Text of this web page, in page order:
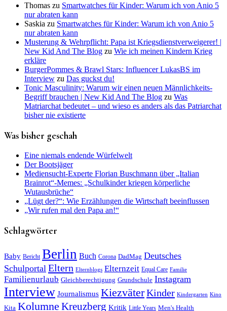
Thomas zu Smartwatches für Kinder: Warum ich von Anio 5
nur abraten kann
Saskia zu Smartwatches für Kinder: Warum ich von Anio 5
nur abraten kann
Musterung & Wehrpflicht: Papa ist Kriegsdienstverweigerer! |
New Kid And The Blog zu Wie ich meinen Kindern Krieg
erkläre
BurgerPommes & Brawl Stars: Influencer LukasBS im
Interview zu Das guckst du!
Tonic Masculinity: Warum wir einen neuen Männlichkeits-
Begriff brauchen | New Kid And The Blog zu Was
Matriarchat bedeutet – und wieso es anders als das Patriarchat
bisher nie existierte
Was bisher geschah
Eine niemals endende Würfelwelt
Der Bootsjäger
Mediensucht-Experte Florian Buschmann über „Italian
Brainrot“-Memes: „Schulkinder kriegen körperliche
Wutausbrüche“
„Lügt der?“: Wie Erzählungen die Wirtschaft beeinflussen
„Wir rufen mal den Papa an!“
Schlagwörter
Baby Bericht Berlin Buch Corona DadMag Deutsches
Schulportal Eltern Elternblogs Elternzeit Equal Care Familie
Familienurlaub Gleichberechtigung Grundschule Instagram
Interview Journalismus KiezväterKinder Kindergarten Kino
Kita Kolumne Kreuzberg Kritik Little Years Men's Health